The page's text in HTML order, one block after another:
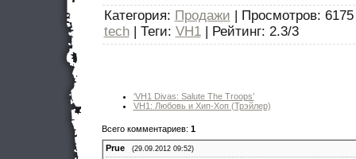
Категория: Продажи | Просмотров:
tech| Теги: VH1 | Рейтинг: 2.3/3
‘VH1 Divas: Salute The Troops’
VH1: Любовь и Хип-Хоп (Трэйлер)
Всего комментариев: 1
Prue
(29.09.2012 09:52)